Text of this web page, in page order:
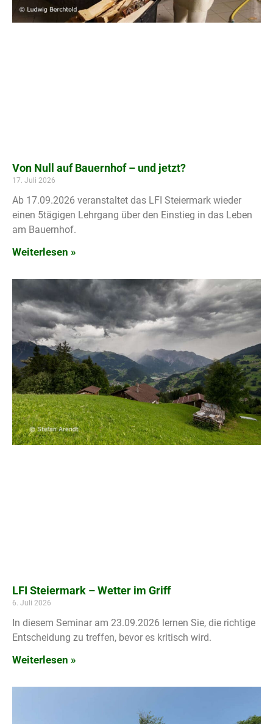
Von Null auf Bauernhof – und jetzt?
17. Juli 2026
Ab 17.09.2026 veranstaltet das LFI Steiermark wieder
einen 5tägigen Lehrgang über den Einstieg in das Leben
am Bauernhof.
Weiterlesen »
LFI Steiermark – Wetter im Griff
6. Juli 2026
In diesem Seminar am 23.09.2026 lernen Sie, die richtige
Entscheidung zu treffen, bevor es kritisch wird.
Weiterlesen »